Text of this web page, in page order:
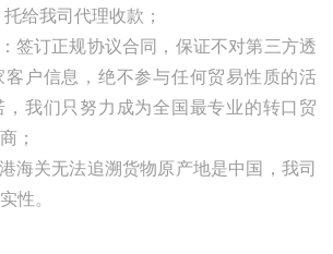
托给我司代理收款；
签订正规协议合同，保证不对第三方透
客户信息，绝不参与任何贸易性质的活
我们只努力成为全国最专业的转口贸
；
海关无法追溯货物原产地是中国，我司
性。